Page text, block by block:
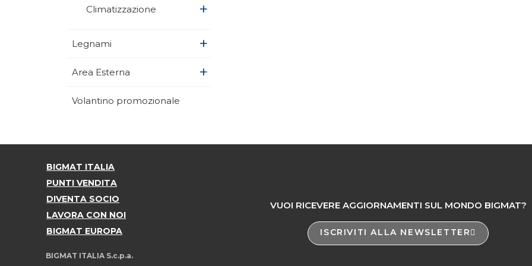
Climatizzazione +
Legnami +
Area Esterna +
Volantino promozionale
BIGMAT ITALIA
PUNTI VENDITA
DIVENTA SOCIO
LAVORA CON NOI
BIGMAT EUROPA
VUOI RICEVERE AGGIORNAMENTI SUL MONDO BIGMAT?
ISCRIVITI ALLA NEWSLETTER
BIGMAT ITALIA S.c.p.a.